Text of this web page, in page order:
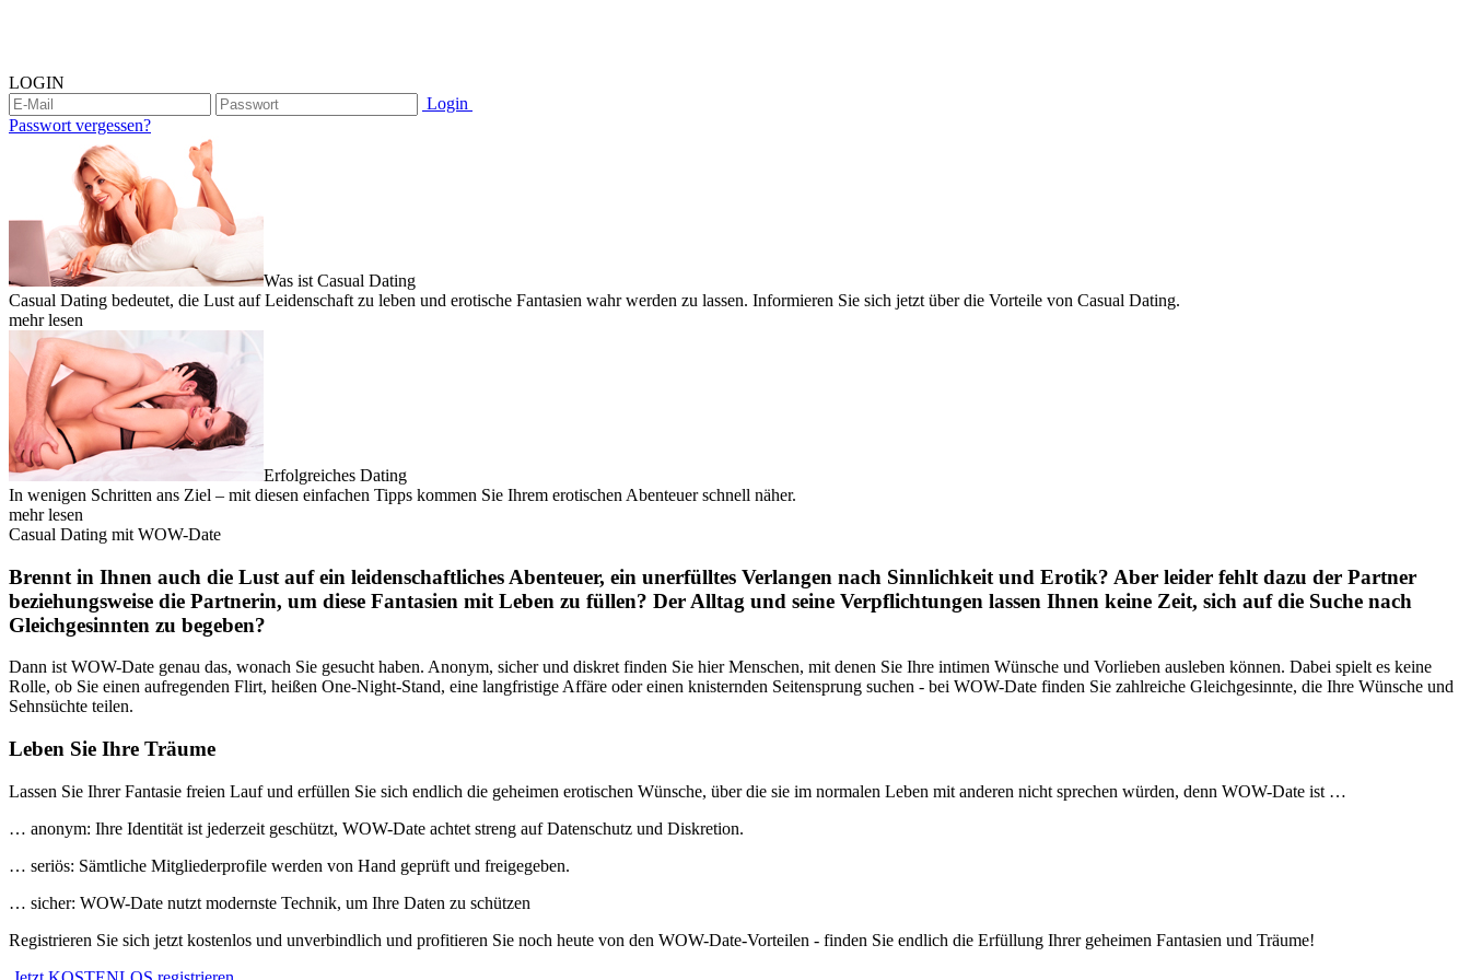
LOGIN
Login
Passwort vergessen?
Was ist Casual Dating
Casual Dating bedeutet, die Lust auf Leidenschaft zu leben und erotische Fantasien wahr werden zu lassen. Informieren Sie sich jetzt über die Vorteile von Casual Dating.
mehr lesen
Erfolgreiches Dating
In wenigen Schritten ans Ziel – mit diesen einfachen Tipps kommen Sie Ihrem erotischen Abenteuer schnell näher.
mehr lesen
Casual Dating mit WOW-Date
Brennt in Ihnen auch die Lust auf ein leidenschaftliches Abenteuer, ein unerfülltes Verlangen nach Sinnlichkeit und Erotik? Aber leider fehlt dazu der Partner
beziehungsweise die Partnerin, um diese Fantasien mit Leben zu füllen? Der Alltag und seine Verpflichtungen lassen Ihnen keine Zeit, sich auf die Suche nach
Gleichgesinnten zu begeben?
Dann ist WOW-Date genau das, wonach Sie gesucht haben. Anonym, sicher und diskret finden Sie hier Menschen, mit denen Sie Ihre intimen Wünsche und Vorlieben ausleben können. Dabei spielt es keine
Rolle, ob Sie einen aufregenden Flirt, heißen One-Night-Stand, eine langfristige Affäre oder einen knisternden Seitensprung suchen - bei WOW-Date finden Sie zahlreiche Gleichgesinnte, die Ihre Wünsche und
Sehnsüchte teilen.
Leben Sie Ihre Träume
Lassen Sie Ihrer Fantasie freien Lauf und erfüllen Sie sich endlich die geheimen erotischen Wünsche, über die sie im normalen Leben mit anderen nicht sprechen würden, denn WOW-Date ist …
… anonym: Ihre Identität ist jederzeit geschützt, WOW-Date achtet streng auf Datenschutz und Diskretion.
… seriös: Sämtliche Mitgliederprofile werden von Hand geprüft und freigegeben.
… sicher: WOW-Date nutzt modernste Technik, um Ihre Daten zu schützen
Registrieren Sie sich jetzt kostenlos und unverbindlich und profitieren Sie noch heute von den WOW-Date-Vorteilen - finden Sie endlich die Erfüllung Ihrer geheimen Fantasien und Träume!